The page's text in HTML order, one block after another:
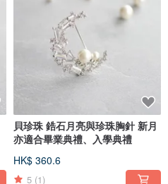
貝珍珠 鋯石月亮與珍珠胸針 新月
亦適合畢業典禮、入學典禮
HK$ 360.6
5 (1)